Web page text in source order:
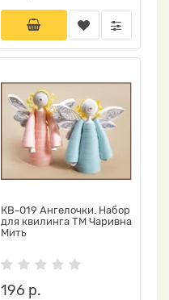
КВ-019 Ангелочки. Набор
для квилинга ТМ Чаривна
Мить
196 р.